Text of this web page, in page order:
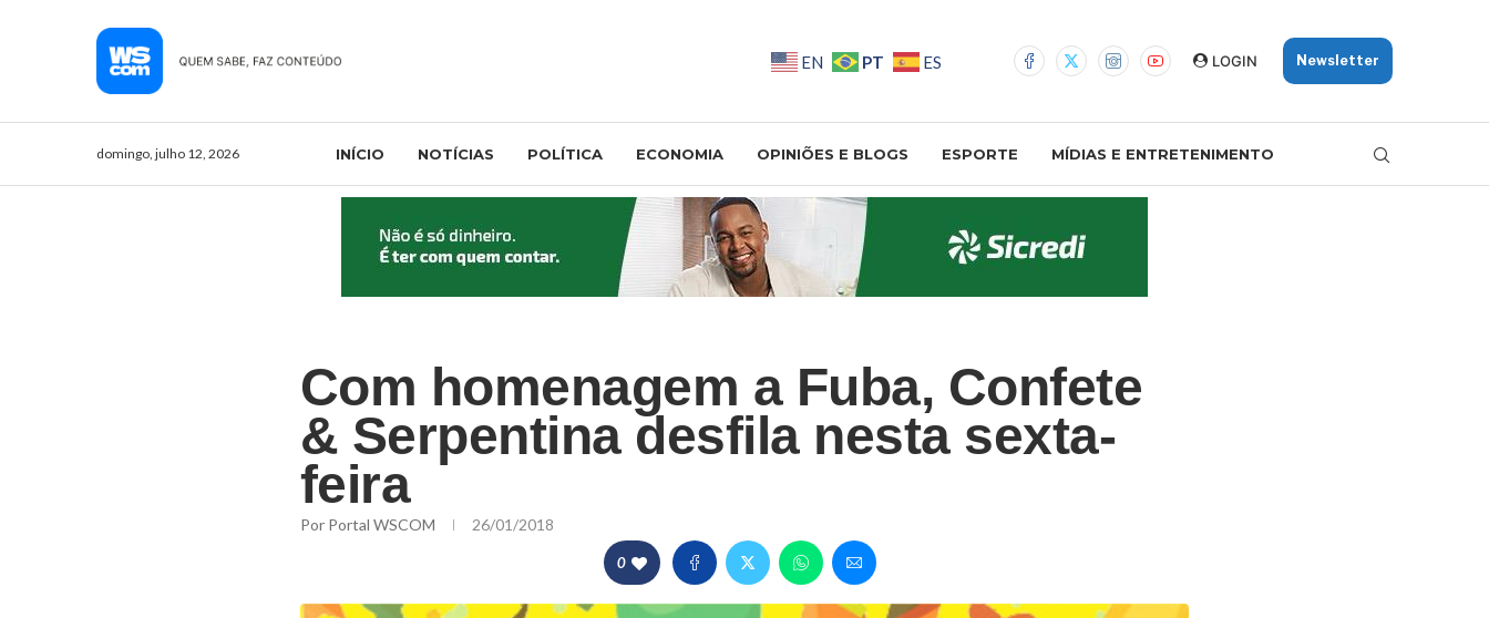
EN PT ES LOGIN Newsletter
domingo, julho 12, 2026 INÍCIO NOTÍCIAS POLÍTICA ECONOMIA OPINIÕES E BLOGS ESPORTE MÍDIAS E ENTRETENIMENTO
Com homenagem a Fuba, Confete
& Serpentina desfila nesta sexta-
feira
Por Portal WSCOM 26/01/2018
0